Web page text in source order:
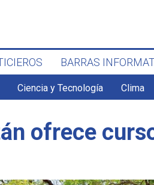
BARRAS
Ciencia y Tecnología Clima
ofrece